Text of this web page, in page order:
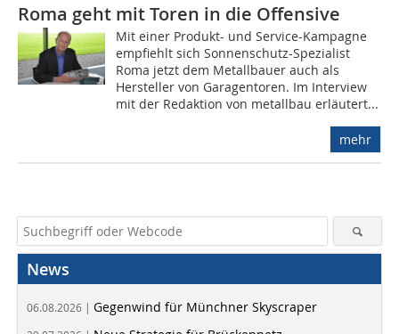
Roma geht mit Toren in die Offensive
Mit einer Produkt- und Service-Kampagne
empfiehlt sich Sonnenschutz-Spezialist
Roma jetzt dem Metallbauer auch als
Hersteller von Garagentoren. Im Interview
mit der Redaktion von metallbau erläutert...
mehr
News
06.08.2026 | Gegenwind für Münchner Skyscraper